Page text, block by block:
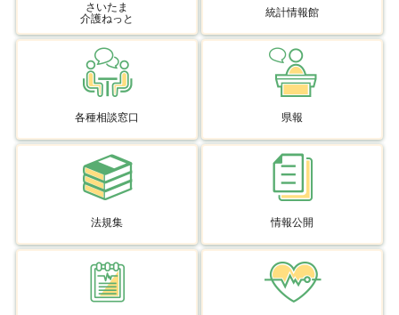
さいたま
介護ねっと
統計情報館
各種相談窓口 県報
法規集 情報公開